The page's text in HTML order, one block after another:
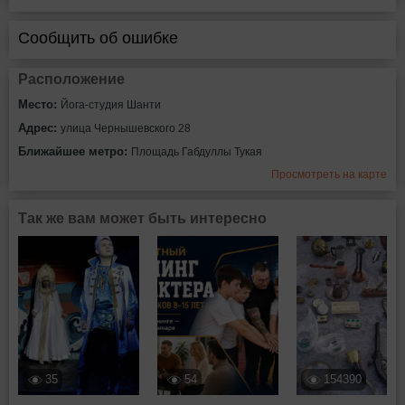
Сообщить об ошибке
Расположение
Место: Йога-студия Шанти
Адрес: улица Чернышевского 28
Ближайшее метро: Площадь Габдуллы Тукая
Просмотреть на карте
Так же вам может быть интересно
35 54 154390